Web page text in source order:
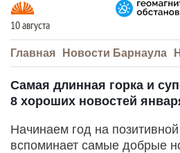
10 августа
Главная Новости Барнаула
Самая длинная горка и
8 хороших новостей
Начинаем год на
вспоминает самые добрые